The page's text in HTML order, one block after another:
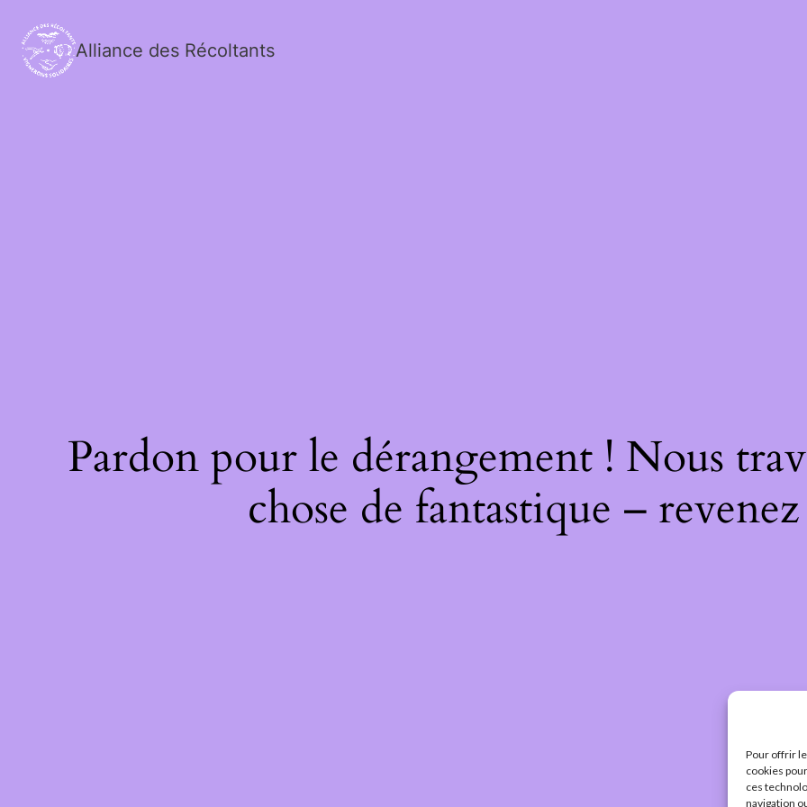
Pour offrir
cookies
ces
navigation
Alliance des Récoltants
Pardon pour le dérangement ! Nous
chose de fantastique –